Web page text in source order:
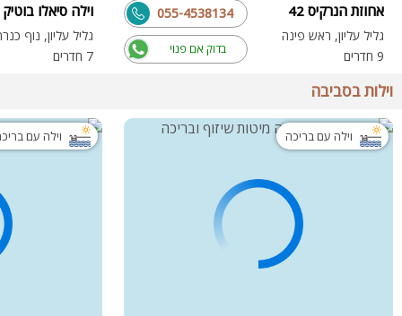
אחוזת הנרקיס 42
גליל עליון, ראש פינה
9 חדרים
בדוק אם פנוי
055-4538134 וילה סיאלו בוטיק
גליל עליון, נוף
7 חדרים
וילות בסביבה
וילה עם בריכה וילה עם